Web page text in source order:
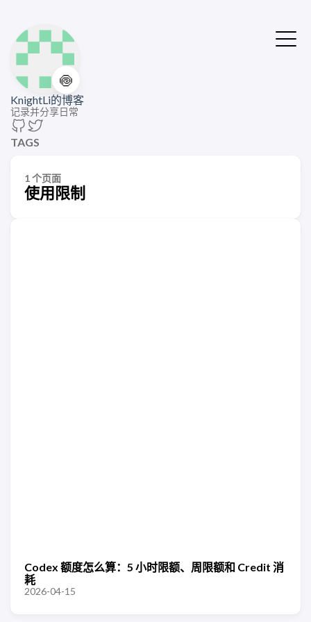
🍥
KnightLi的博客
记录并分享日常
TAGS
1 个页面
使用限制
Codex 额度怎么算：5 小时限额、周限额和 Credit 消
耗
2026-04-15